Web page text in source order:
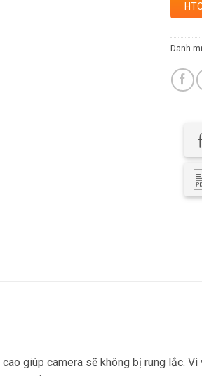
Danh
giúp camera sẽ không bị rung lắc.